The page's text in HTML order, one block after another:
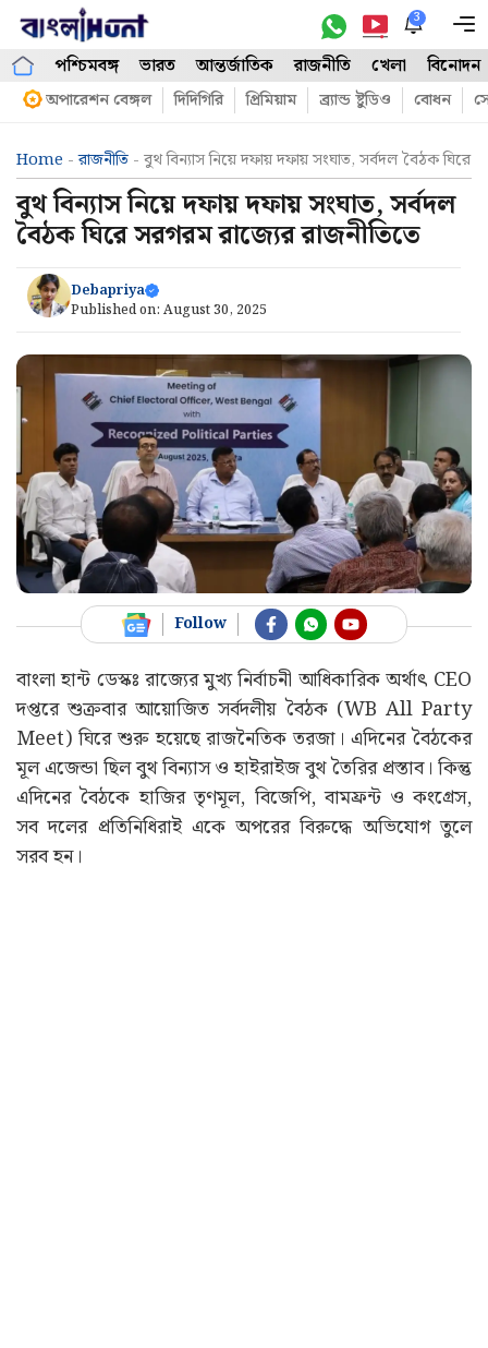
Skip
content
3
পশ্চিমবঙ্গ ভারত আন্তর্জাতিক রাজনীতি খেলা বিনোদন
অপারেশন বেঙ্গল দিদিগিরি প্রিমিয়াম ব্র্যান্ড ষ্টুডিও বোধন
Home -রাজনীতি - বুথ বিন্যাস নিয়ে দফায় দফায় সংঘাত, সর্বদল বৈঠক ঘিরে
বুথ বিন্যাস নিয়ে দফায় দফায় সংঘাত, সর্বদল
বৈঠক ঘিরে সরগরম রাজ্যের রাজনীতিতে
Debapriya
Published on: August 30, 2025
Follow
বাংলা হান্ট ডেস্কঃ রাজ্যের মুখ্য নির্বাচনী আধিকারিক অর্থাৎ CEO
দপ্তরে শুক্রবার আয়োজিত সর্বদলীয় বৈঠক (WB All Party
Meet) ঘিরে শুরু হয়েছে রাজনৈতিক তরজা। এদিনের বৈঠকের
মূল এজেন্ডা ছিল বুথ বিন্যাস ও হাইরাইজ বুথ তৈরির প্রস্তাব। কিন্তু
এদিনের বৈঠকে হাজির তৃণমূল, বিজেপি, বামফ্রন্ট ও কংগ্রেস,
সব দলের প্রতিনিধিরাই একে অপরের বিরুদ্ধে অভিযোগ তুলে
সরব হন।